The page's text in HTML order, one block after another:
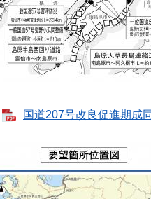
国道207号改良促進期成